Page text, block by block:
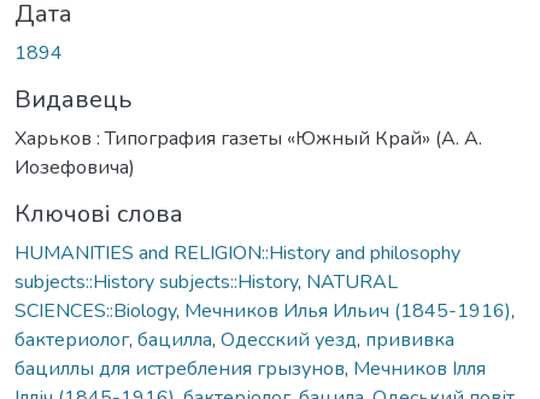
Дата
1894
Видавець
Харьков : Типография газеты «Южный Край» (А. А.
Иозефовича)
Ключові слова
HUMANITIES and RELIGION::History and philosophy
subjects::History subjects::History, NATURAL
SCIENCES::Biology, Мечников Илья Ильич (1845-1916),
бактериолог, бацилла, Одесский уезд, прививка
бациллы для истребления грызунов, Мечников Ілля